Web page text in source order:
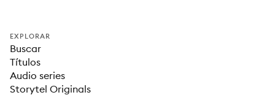
EXPLORAR
Buscar
Títulos
Audio series
Storytel Originals